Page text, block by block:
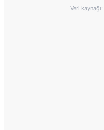
Veri kaynağı: